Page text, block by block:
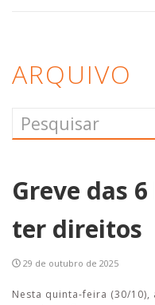
ARQUIVO
Greve das
ter direitos
29 de outubro de 2025
Nesta quinta-feira (30/10),